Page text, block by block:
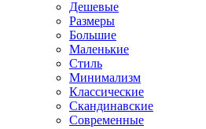
Дешевые
Размеры
Большие
Маленькие
Стиль
Минимализм
Классические
Скандинавские
Современные